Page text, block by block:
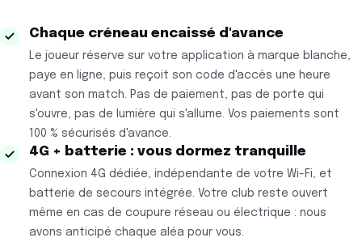
Chaque créneau encaissé d'avance
Le joueur réserve sur votre application à marque blanche,
paye en ligne, puis reçoit son code d'accès une heure
avant son match. Pas de paiement, pas de porte qui
s'ouvre, pas de lumière qui s'allume. Vos paiements sont
100 % sécurisés d'avance.
4G + batterie : vous dormez tranquille
Connexion 4G dédiée, indépendante de votre Wi-Fi, et
batterie de secours intégrée. Votre club reste ouvert
même en cas de coupure réseau ou électrique : nous
avons anticipé chaque aléa pour vous.